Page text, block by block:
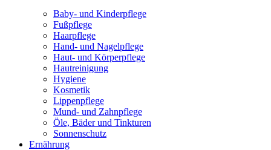
Baby- und Kinderpflege
Fußpflege
Haarpflege
Hand- und Nagelpflege
Haut- und Körperpflege
Hautreinigung
Hygiene
Kosmetik
Lippenpflege
Mund- und Zahnpflege
Öle, Bäder und Tinkturen
Sonnenschutz
Ernährung